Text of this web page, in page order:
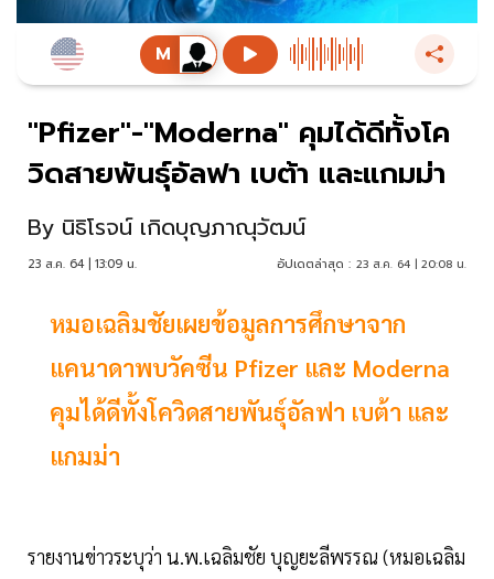
"Pfizer"-"Moderna" คุมได้ดีทั้งโค
วิดสายพันธุ์อัลฟา เบต้า และแกมม่า
By นิธิโรจน์ เกิดบุญภาณุวัฒน์
23 ส.ค. 64 | 13:09 น. อัปเดตล่าสุด : 23 ส.ค. 64 | 20:08 น.
หมอเฉลิมชัยเผยข้อมูลการศึกษาจาก
แคนาดาพบวัคซีน Pfizer และ Moderna
คุมได้ดีทั้งโควิดสายพันธุ์อัลฟา เบต้า และ
แกมม่า
รายงานข่าวระบุว่า น.พ.เฉลิมชัย บุญยะลีพรรณ (หมอเฉลิม